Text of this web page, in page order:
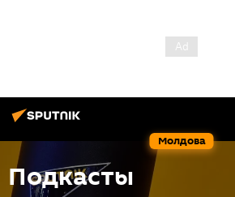
Молдова
Подкасты